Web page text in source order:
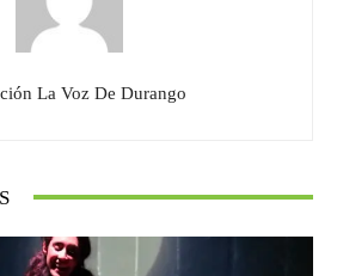
La Voz De Durango